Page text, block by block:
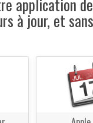
application
à jour, et